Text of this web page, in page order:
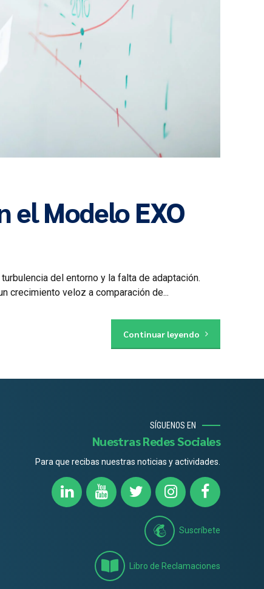
el Modelo EXO
del entorno y la falta de adaptación.
crecimiento veloz a comparación de...
Continuar leyendo
SÍGUENOS EN
Nuestras Redes Sociales
Para que recibas nuestras noticias y actividades.
Suscríbete
Libro de Reclamaciones